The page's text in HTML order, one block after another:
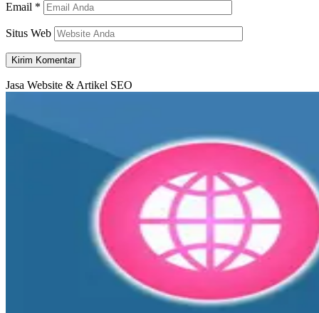
Email *
Situs Web
Jasa Website & Artikel SEO